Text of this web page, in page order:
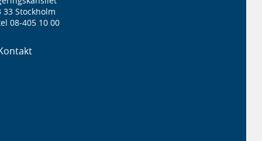
33 Stockholm
08-405 10 00